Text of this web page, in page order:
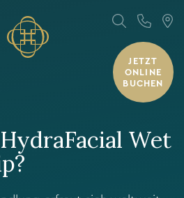
JETZT
ONLINE
BUCHEN
Wet